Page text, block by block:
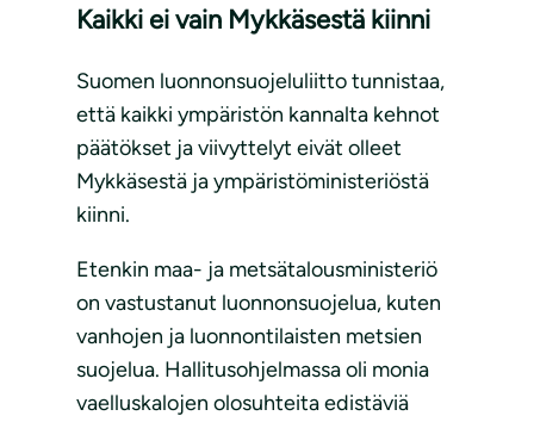
Kaikki ei vain Mykkäsestä kiinni
Suomen luonnonsuojeluliitto tunnistaa,
että kaikki ympäristön kannalta kehnot
päätökset ja viivyttelyt eivät olleet
Mykkäsestä ja ympäristöministeriöstä
kiinni.
Etenkin maa- ja metsätalousministeriö
on vastustanut luonnonsuojelua, kuten
vanhojen ja luonnontilaisten metsien
suojelua. Hallitusohjelmassa oli monia
vaelluskalojen olosuhteita edistäviä